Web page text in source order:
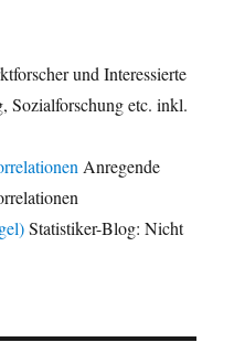
und Interessierte
Sozialforschung etc. inkl.
Anregende
Statistiker-Blog: Nicht